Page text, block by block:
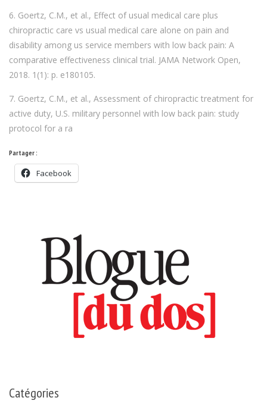
6. Goertz, C.M., et al., Effect of usual medical care plus
chiropractic care vs usual medical care alone on pain and
disability among us service members with low back pain: A
comparative effectiveness clinical trial. JAMA Network Open,
2018. 1(1): p. e180105.
7. Goertz, C.M., et al., Assessment of chiropractic treatment for
active duty, U.S. military personnel with low back pain: study
protocol for a ra
Partager :
Facebook
Catégories